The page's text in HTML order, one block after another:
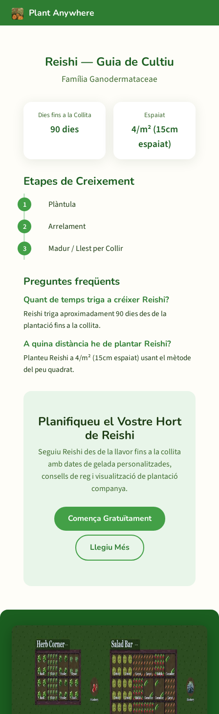
Plant Anywhere
Reishi — Guia de Cultiu
Família Ganodermataceae
Dies fins a la Collita
90 dies
Espaiat
4/m² (15cm
espaiat)
Etapes de Creixement
Plàntula
Arrelament
Madur / Llest per Collir
Preguntes freqüents
Quant de temps triga a créixer Reishi?
Reishi triga aproximadament 90 dies des de la
plantació fins a la collita.
A quina distància he de plantar Reishi?
Planteu Reishi a 4/m² (15cm espaiat) usant el mètode
del peu quadrat.
Planifiqueu el Vostre Hort
de Reishi
Seguiu Reishi des de la llavor fins a la collita
amb dates de gelada personalitzades,
consells de reg i visualització de plantació
companya.
Comença Gratuïtament
Llegiu Més